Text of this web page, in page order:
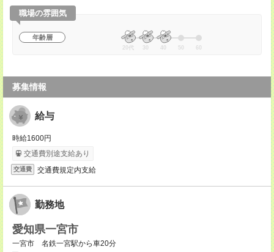
職場の雰囲気
年齢層
20代 30 40 50 60
募集情報
給与
時給1600円
交通費別途支給あり
交通費 交通費規定内支給
勤務地
愛知県一宮市
一宮市 名鉄一宮駅から車20分